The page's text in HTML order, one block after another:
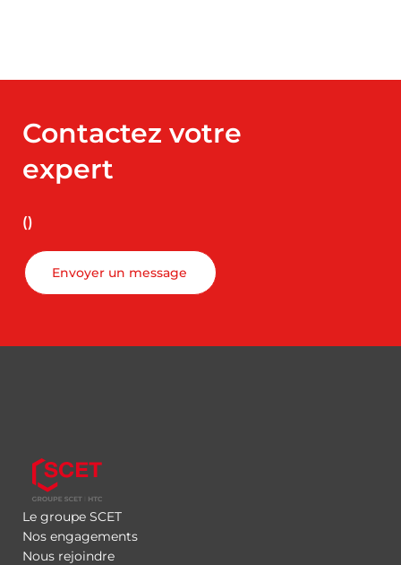
Contactez votre
expert
()
Envoyer un message
Le groupe SCET
Nos engagements
Nous rejoindre